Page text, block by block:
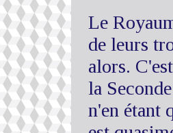
Le
de leurs
alors.
la
n'en étant